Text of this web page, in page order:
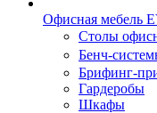
Офисная мебель
Cтолы
Бенч-
Брифинг-
Гардеробы
Шкафы